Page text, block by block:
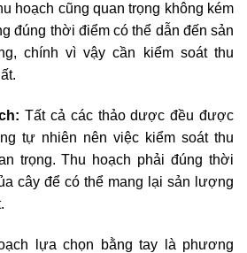
hoạch cũng quan trọng không kém
đúng thời điểm có thể dẫn đến sản
chính vì vậy cần kiểm soát thu
Tất cả các thảo dược đều được
tự nhiên nên việc kiểm soát thu
trọng. Thu hoạch phải đúng thời
cây để có thể mang lại sản lượng
lựa chọn bằng tay là phương